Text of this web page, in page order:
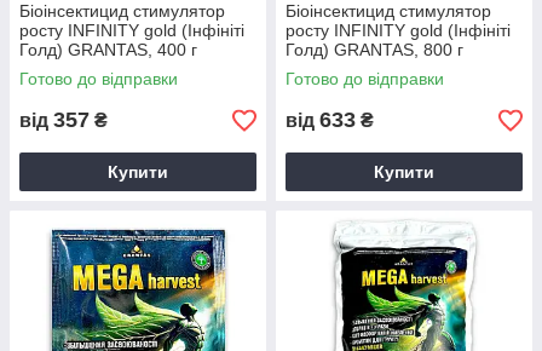
Біоінсектицид стимулятор
росту INFINITY gold (Інфініті
Голд) GRANTAS, 400 г
Готово до відправки
від 357 ₴
Купити
Біоінсектицид стимулятор
росту INFINITY gold (Інфініті
Голд) GRANTAS, 800 г
Готово до відправки
від 633 ₴
Купити